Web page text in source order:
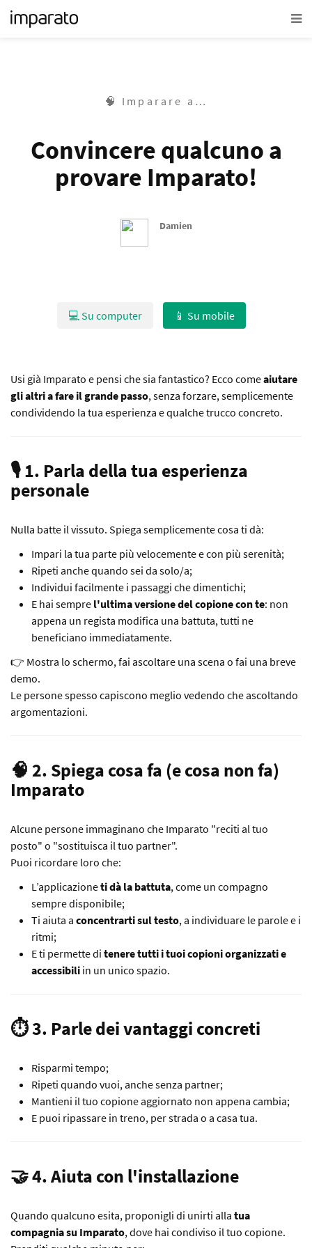
🧠 Imparare a…
Convincere qualcuno a
provare Imparato!
Damien
💻 Su computer 📱 Su mobile
Usi già Imparato e pensi che sia fantastico? Ecco comeaiutare
gli altri a fare il grande passo, senza forzare, semplicemente
condividendo la tua esperienza e qualche trucco concreto.
🎙️ 1. Parla della tua esperienza
personale
Nulla batte il vissuto. Spiega semplicemente cosa ti dà:
Impari la tua parte più velocemente e con più serenità;
Ripeti anche quando sei da solo/a;
Individui facilmente i passaggi che dimentichi;
E hai sempre l'ultima versione del copione con te: non
appena un regista modifica una battuta, tutti ne
beneficiano immediatamente.
👉 Mostra lo schermo, fai ascoltare una scena o fai una breve
demo.
Le persone spesso capiscono meglio vedendo che ascoltando
argomentazioni.
🧠 2. Spiega cosa fa (e cosa non fa)
Imparato
Alcune persone immaginano che Imparato "reciti al tuo
posto" o "sostituisca il tuo partner".
Puoi ricordare loro che:
L’applicazioneti dà la battuta, come un compagno
sempre disponibile;
Ti aiuta a concentrarti sul testo, a individuare le parole e i
ritmi;
E ti permette di tenere tutti i tuoi copioni organizzati e
accessibili in un unico spazio.
⏱️ 3. Parle dei vantaggi concreti
Risparmi tempo;
Ripeti quando vuoi, anche senza partner;
Mantieni il tuo copione aggiornato non appena cambia;
E puoi ripassare in treno, per strada o a casa tua.
🤝 4. Aiuta con l'installazione
Quando qualcuno esita, proponigli di unirti alla tua
compagnia su Imparato, dove hai condiviso il tuo copione.